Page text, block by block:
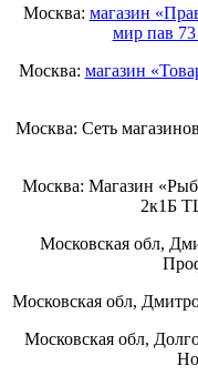
Москва: магазин
мир пав
Москва: магазин
Москва: Сеть
Москва: Магазин
2к1Б
Московская обл,
Московская обл,
Московская обл,